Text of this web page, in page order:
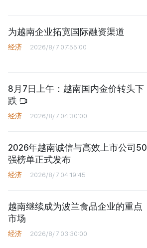
为越南企业拓宽国际融资渠道
经济 2026/8/7 07:55:00
8月7日上午：越南国内金价转头下
跌
经济 2026/8/7 04:30:00
2026年越南诚信与高效上市公司50
强榜单正式发布
经济 2026/8/7 04:19:45
越南继续成为波兰食品企业的重点
市场
经济 2026/8/7 03:30:00